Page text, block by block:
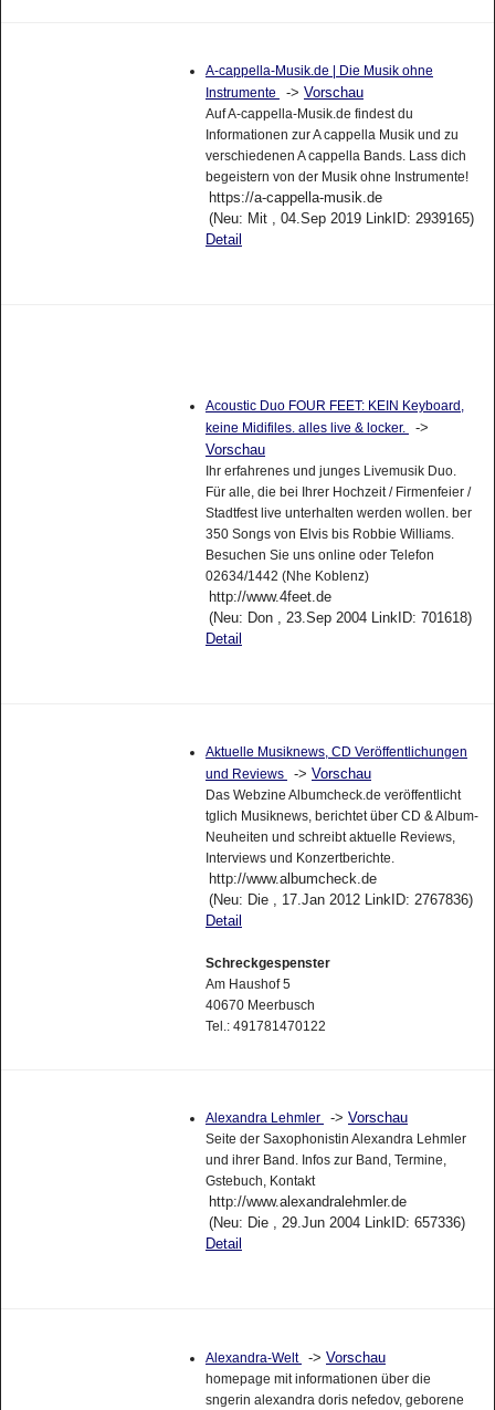
A-cappella-Musik.de | Die Musik ohne
Instrumente
-> Vorschau
Auf A-cappella-Musik.de findest du
Informationen zur A cappella Musik und zu
verschiedenen A cappella Bands. Lass dich
begeistern von der Musik ohne Instrumente!
https://a-cappella-musik.de
(Neu: Mit , 04.Sep 2019 LinkID: 2939165)
Detail
Acoustic Duo FOUR FEET: KEIN Keyboard,
keine Midifiles. alles live & locker.
->
Vorschau
Ihr erfahrenes und junges Livemusik Duo.
Für alle, die bei Ihrer Hochzeit / Firmenfeier /
Stadtfest live unterhalten werden wollen. ber
350 Songs von Elvis bis Robbie Williams.
Besuchen Sie uns online oder Telefon
02634/1442 (Nhe Koblenz)
http://www.4feet.de
(Neu: Don , 23.Sep 2004 LinkID: 701618)
Detail
Aktuelle Musiknews, CD Veröffentlichungen
und Reviews
-> Vorschau
Das Webzine Albumcheck.de veröffentlicht
tglich Musiknews, berichtet über CD & Album-
Neuheiten und schreibt aktuelle Reviews,
Interviews und Konzertberichte.
http://www.albumcheck.de
(Neu: Die , 17.Jan 2012 LinkID: 2767836)
Detail
Schreckgespenster
Am Haushof 5
40670 Meerbusch
Tel.: 491781470122
Alexandra Lehmler -> Vorschau
Seite der Saxophonistin Alexandra Lehmler
und ihrer Band. Infos zur Band, Termine,
Gstebuch, Kontakt
http://www.alexandralehmler.de
(Neu: Die , 29.Jun 2004 LinkID: 657336)
Detail
Alexandra-Welt -> Vorschau
homepage mit informationen über die
sngerin alexandra doris nefedov, geborene